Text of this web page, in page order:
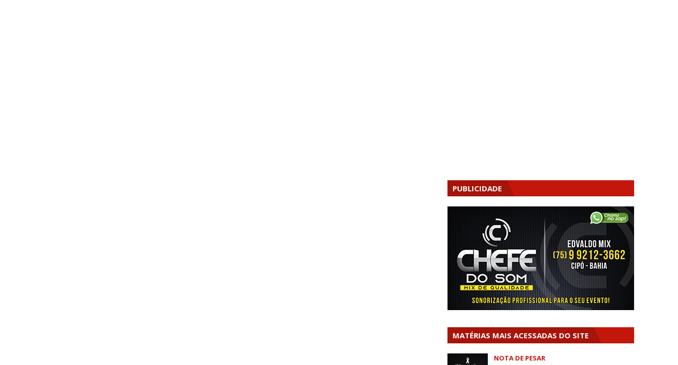
PUBLICIDADE
MATÉRIAS MAIS ACESSADAS DO SITE
NOTA DE PESAR